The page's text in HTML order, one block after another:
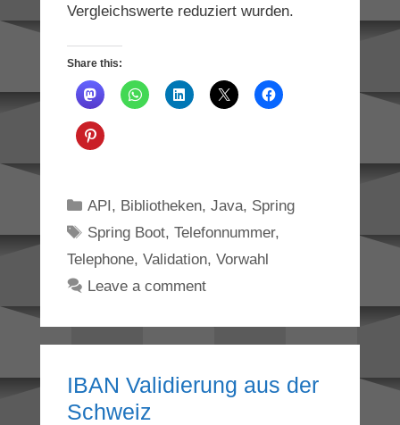
Vergleichswerte reduziert wurden.
Share this:
Categories
API, Bibliotheken, Java, Spring
Tags
Spring Boot, Telefonnummer,
Telephone, Validation, Vorwahl
Leave a comment
IBAN Validierung aus der
Schweiz